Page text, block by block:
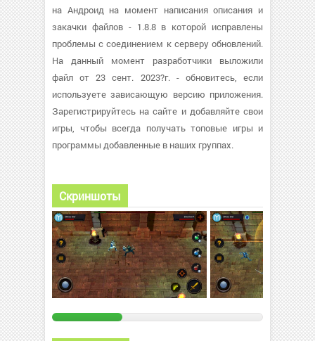
на Андроид на момент написания описания и
закачки файлов - 1.8.8 в которой исправлены
проблемы с соединением к серверу обновлений.
На данный момент разработчики выложили
файл от 23 сент. 2023?г. - обновитесь, если
используете зависающую версию приложения.
Зарегистрируйтесь на сайте и добавляйте свои
игры, чтобы всегда получать топовые игры и
программы добавленные в наших группах.
Скриншоты